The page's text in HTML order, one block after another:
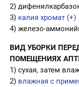
2)
3) калия хромат (+)
4) железо-
ВИД УБОРКИ
ПОМЕЩЕНИЯХ
1) сухая, затем
2) влажная с